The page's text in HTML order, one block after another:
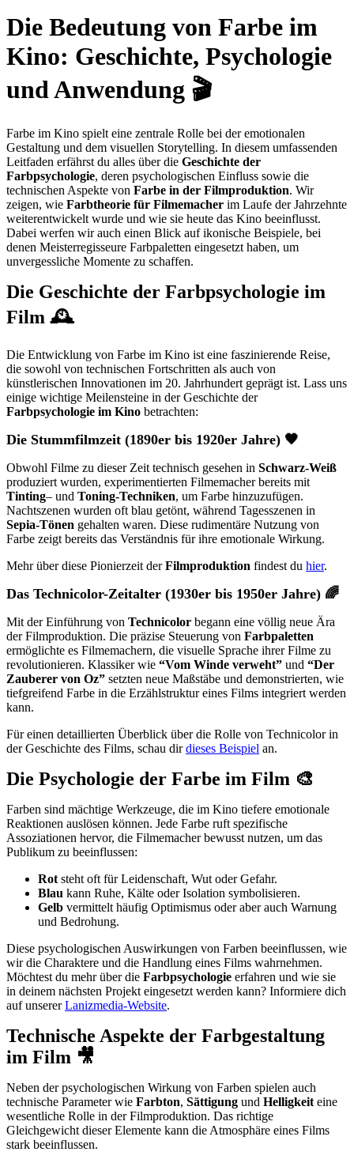
Die Bedeutung von Farbe im
Kino: Geschichte, Psychologie
und Anwendung 🎬
Farbe im Kino spielt eine zentrale Rolle bei der emotionalen
Gestaltung und dem visuellen Storytelling. In diesem umfassenden
Leitfaden erfährst du alles über die Geschichte der
Farbpsychologie, deren psychologischen Einfluss sowie die
technischen Aspekte von Farbe in der Filmproduktion. Wir
zeigen, wie Farbtheorie für Filmemacher im Laufe der Jahrzehnte
weiterentwickelt wurde und wie sie heute das Kino beeinflusst.
Dabei werfen wir auch einen Blick auf ikonische Beispiele, bei
denen Meisterregisseure Farbpaletten eingesetzt haben, um
unvergessliche Momente zu schaffen.
Die Geschichte der Farbpsychologie im
Film 🕰️
Die Entwicklung von Farbe im Kino ist eine faszinierende Reise,
die sowohl von technischen Fortschritten als auch von
künstlerischen Innovationen im 20. Jahrhundert geprägt ist. Lass uns
einige wichtige Meilensteine in der Geschichte der
Farbpsychologie im Kino betrachten:
Die Stummfilmzeit (1890er bis 1920er Jahre) 🖤
Obwohl Filme zu dieser Zeit technisch gesehen in Schwarz-Weiß
produziert wurden, experimentierten Filmemacher bereits mit
Tinting– und Toning-Techniken, um Farbe hinzuzufügen.
Nachtszenen wurden oft blau getönt, während Tagesszenen in
Sepia-Tönen gehalten waren. Diese rudimentäre Nutzung von
Farbe zeigt bereits das Verständnis für ihre emotionale Wirkung.
Mehr über diese Pionierzeit derFilmproduktion findest du hier.
Das Technicolor-Zeitalter (1930er bis 1950er Jahre) 🌈
Mit der Einführung von Technicolor begann eine völlig neue Ära
der Filmproduktion. Die präzise Steuerung von Farbpaletten
ermöglichte es Filmemachern, die visuelle Sprache ihrer Filme zu
revolutionieren. Klassiker wie “Vom Winde verweht” und “Der
Zauberer von Oz” setzten neue Maßstäbe und demonstrierten, wie
tiefgreifend Farbe in die Erzählstruktur eines Films integriert werden
kann.
Für einen detaillierten Überblick über die Rolle von Technicolor in
der Geschichte des Films, schau dirdieses Beispiel an.
Die Psychologie der Farbe im Film 🎨
Farben sind mächtige Werkzeuge, die im Kino tiefere emotionale
Reaktionen auslösen können. Jede Farbe ruft spezifische
Assoziationen hervor, die Filmemacher bewusst nutzen, um das
Publikum zu beeinflussen:
Rot steht oft für Leidenschaft, Wut oder Gefahr.
Blau kann Ruhe, Kälte oder Isolation symbolisieren.
Gelb vermittelt häufig Optimismus oder aber auch Warnung
und Bedrohung.
Diese psychologischen Auswirkungen von Farben beeinflussen, wie
wir die Charaktere und die Handlung eines Films wahrnehmen.
Möchtest du mehr über die Farbpsychologie erfahren und wie sie
in deinem nächsten Projekt eingesetzt werden kann? Informiere dich
auf unsererLanizmedia-Website.
Technische Aspekte der Farbgestaltung
im Film 🎥
Neben der psychologischen Wirkung von Farben spielen auch
technische Parameter wie Farbton, Sättigung und Helligkeit eine
wesentliche Rolle in der Filmproduktion. Das richtige
Gleichgewicht dieser Elemente kann die Atmosphäre eines Films
stark beeinflussen.